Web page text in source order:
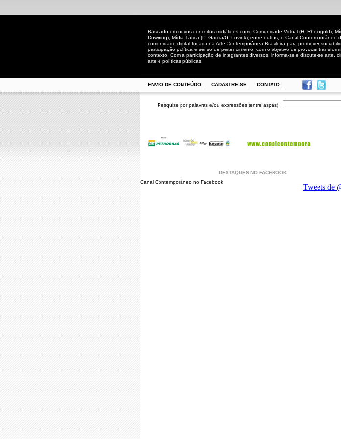
Baseado em novos conceitos midiáticos como Comunidade Virtual (H. Rheingold),
Downing), Mídia Tática (D. Garcia/G. Lovink), entre outros, o Canal Contemporâneo
comunidade digital focada na Arte Contemporânea Brasileira para promover
participação política e senso de pertencimento, com o objetivo de provocar
contexto. Com a participação de integrantes diversos, informa-se e discute-se arte,
arte e políticas públicas.
ENVIO DE CONTEÚDO_ CADASTRE-SE_ CONTATO_
Pesquise por palavras e/ou expressões (entre aspas)
DESTAQUES NO FACEBOOK_
Canal Contemporâneo no Facebook